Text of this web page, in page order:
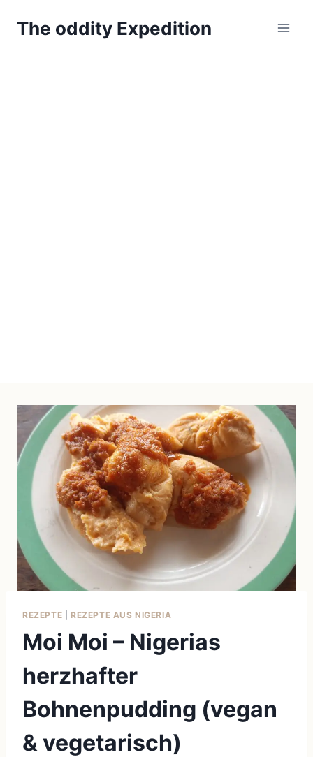
InhaltThe oddity Expedition
REZEPTE REZEPTE AUS NIGERIA
Moi Moi – Nigerias
herzhafter
Bohnenpudding (vegan
& vegetarisch)